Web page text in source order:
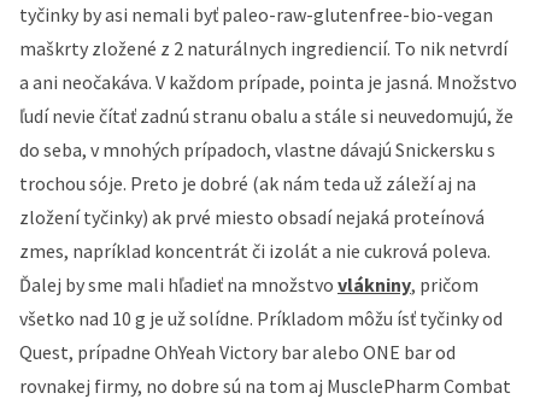
tyčinky by asi nemali byť paleo-raw-glutenfree-bio-vegan
maškrty zložené z 2 naturálnych ingrediencií. To nik netvrdí
a ani neočakáva. V každom prípade, pointa je jasná. Množstvo
ľudí nevie čítať zadnú stranu obalu a stále si neuvedomujú, že
do seba, v mnohých prípadoch, vlastne dávajú Snickersku s
trochou sóje. Preto je dobré (ak nám teda už záleží aj na
zložení tyčinky) ak prvé miesto obsadí nejaká proteínová
zmes, napríklad koncentrát či izolát a nie cukrová poleva.
Ďalej by sme mali hľadieť na množstvo vlákniny, pričom
všetko nad 10 g je už solídne. Príkladom môžu ísť tyčinky od
Quest, prípadne OhYeah Victory bar alebo ONE bar od
rovnakej firmy, no dobre sú na tom aj MusclePharm Combat